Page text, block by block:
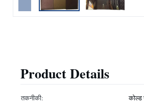
Product Details
तकनीकी: कोल्ड